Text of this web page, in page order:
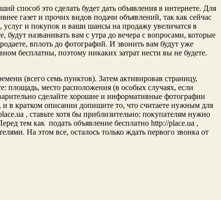
способ это сделать будет дать объявления в интернете. Для
газет и прочих видов подачи объявлений, так как сейчас
услуг и покупок и ваши шансы на продажу увеличатся в
названивать вам с утра до вечера с вопросами, которые
вплоть до фотографий. И звонить вам будут уже
бесплатны, поэтому никаких затрат нести вы не будете.
(всего семь пунктов). Затем активировав страницу,
место расположения (в особых случаях, если
сделайте хорошие и информативные фотографии
в кратком описании допишите то, что считаете нужным для
, ставьте хотя бы приблизительно: покупателям нужно
тем как подать объявление бесплатно http://place.ua ,
На этом все, осталось только ждать первого звонка от